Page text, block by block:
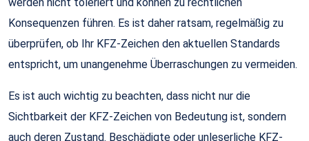
Konsequenzen führen. Es ist daher ratsam, regelmäßig zu
überprüfen, ob Ihr KFZ-Zeichen den aktuellen Standards
entspricht, um unangenehme Überraschungen zu vermeiden.
Es ist auch wichtig zu beachten, dass nicht nur die
Sichtbarkeit der KFZ-Zeichen von Bedeutung ist, sondern
auch deren Zustand. Beschädigte oder unleserliche KFZ-